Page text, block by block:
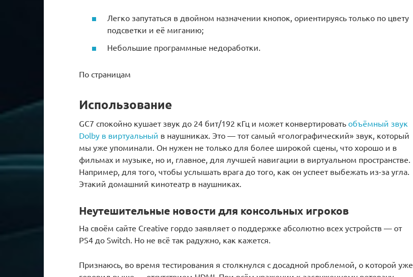
Легко запутаться в двойном назначении кнопок, ориентируясь только по цвету
подсветки и её миганию;
Небольшие программные недоработки.
По страницам
Использование
GC7 спокойно кушает звук до 24 бит/192 кГц и может конвертировать объёмный звук
Dolby в виртуальный в наушниках. Это — тот самый «голографический» звук, который
мы уже упоминали. Он нужен не только для более широкой сцены, что хорошо и в
фильмах и музыке, но и, главное, для лучшей навигации в виртуальном пространстве.
Например, для того, чтобы услышать врага до того, как он успеет выбежать из-за угла.
Этакий домашний кинотеатр в наушниках.
Неутешительные новости для консольных игроков
На своём сайте Creative гордо заявляет о поддержке абсолютно всех устройств — от
PS4 до Switch. Но не всё так радужно, как кажется.
Признаюсь, во время тестирования я столкнулся с досадной проблемой, о которой уже